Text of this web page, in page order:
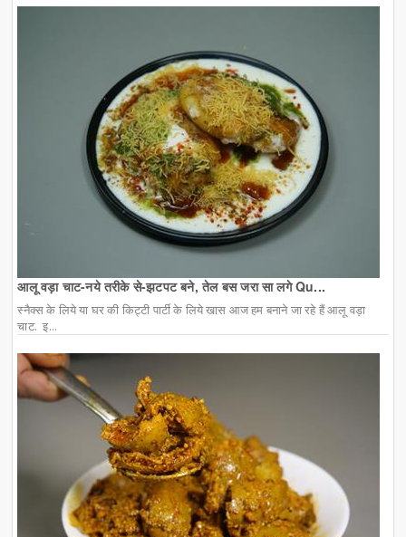
आलू वड़ा चाट-नये तरीके से-झटपट बने, तेल बस जरा सा लगे Qu...
स्नैक्स के लिये या घर की किट्टी पार्टी के लिये खास आज हम बनाने जा रहे हैं आलू वड़ा
चाट. इ...